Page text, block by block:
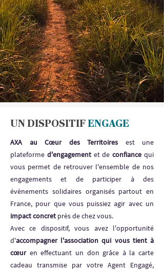
UN DISPOSITIF ENGAGE
AXA au Cœur des Territoires est une
plateforme d'engagementet deconfiance qui
vous permet de retrouver l'ensemble de nos
engagements et de participer à des
évènements solidaires organisés partout en
France, pour que vous puissiez agir avec un
impact concret près de chez vous.
Avec ce dispositif, vous avez l'opportunité
d'accompagner l'association qui vous tient à
cœuren effectuant un don grâce à la carte
cadeau transmise par votre Agent Engagé,